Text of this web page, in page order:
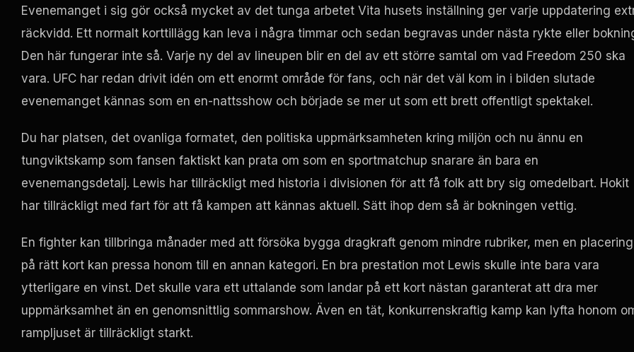
Evenemanget i sig gör också mycket av det tunga arbetet Vita husets inställning ger varje uppdatering
räckvidd. Ett normalt korttillägg kan leva i några timmar och sedan begravas under nästa rykte eller
Den här fungerar inte så. Varje ny del av lineupen blir en del av ett större samtal om vad Freedom 250 ska
vara. UFC har redan drivit idén om ett enormt område för fans, och när det väl kom in i bilden slutade
evenemanget kännas som en en-nattsshow och började se mer ut som ett brett offentligt spektakel.
Du har platsen, det ovanliga formatet, den politiska uppmärksamheten kring miljön och nu ännu en
tungviktskamp som fansen faktiskt kan prata om som en sportmatchup snarare än bara en
evenemangsdetalj. Lewis har tillräckligt med historia i divisionen för att få folk att bry sig omedelbart. Hokit
har tillräckligt med fart för att få kampen att kännas aktuell. Sätt ihop dem så är bokningen vettig.
En fighter kan tillbringa månader med att försöka bygga dragkraft genom mindre rubriker, men en placering
på rätt kort kan pressa honom till en annan kategori. En bra prestation mot Lewis skulle inte bara vara
ytterligare en vinst. Det skulle vara ett uttalande som landar på ett kort nästan garanterat att dra mer
uppmärksamhet än en genomsnittlig sommarshow. Även en tät, konkurrenskraftig kamp kan lyfta honom
rampljuset är tillräckligt starkt.